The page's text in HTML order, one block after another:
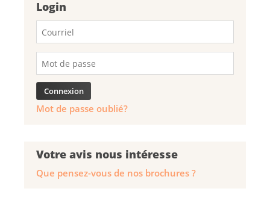
Login
Mot de passe oublié?
Votre avis nous intéresse
Que pensez-vous de nos brochures ?